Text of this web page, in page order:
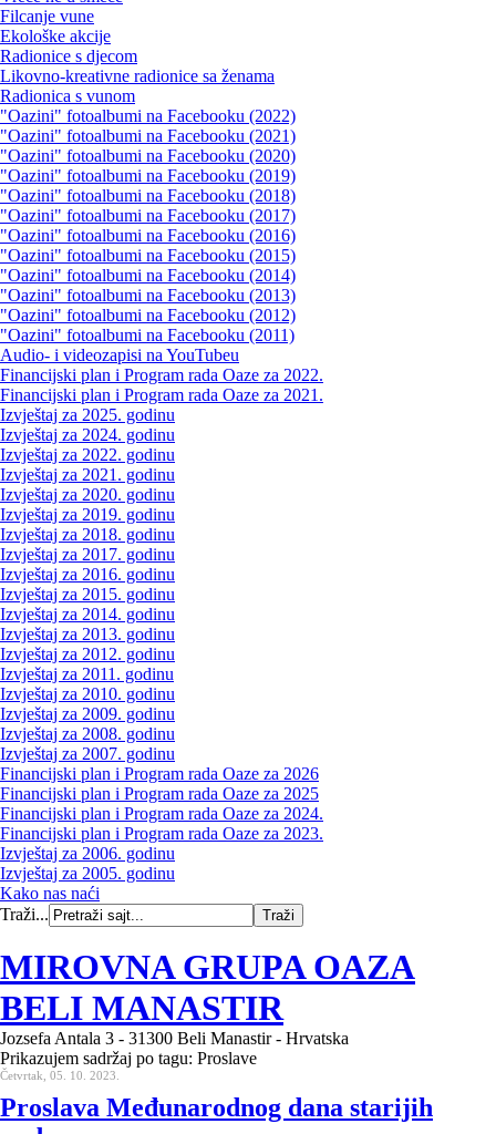
Filcanje vune
Ekološke akcije
Radionice s djecom
Likovno-kreativne radionice sa ženama
Radionica s vunom
"Oazini" fotoalbumi na Facebooku (2022)
"Oazini" fotoalbumi na Facebooku (2021)
"Oazini" fotoalbumi na Facebooku (2020)
"Oazini" fotoalbumi na Facebooku (2019)
"Oazini" fotoalbumi na Facebooku (2018)
"Oazini" fotoalbumi na Facebooku (2017)
"Oazini" fotoalbumi na Facebooku (2016)
"Oazini" fotoalbumi na Facebooku (2015)
"Oazini" fotoalbumi na Facebooku (2014)
"Oazini" fotoalbumi na Facebooku (2013)
"Oazini" fotoalbumi na Facebooku (2012)
"Oazini" fotoalbumi na Facebooku (2011)
Audio- i videozapisi na YouTubeu
Financijski plan i Program rada Oaze za 2022.
Financijski plan i Program rada Oaze za 2021.
Izvještaj za 2025. godinu
Izvještaj za 2024. godinu
Izvještaj za 2022. godinu
Izvještaj za 2021. godinu
Izvještaj za 2020. godinu
Izvještaj za 2019. godinu
Izvještaj za 2018. godinu
Izvještaj za 2017. godinu
Izvještaj za 2016. godinu
Izvještaj za 2015. godinu
Izvještaj za 2014. godinu
Izvještaj za 2013. godinu
Izvještaj za 2012. godinu
Izvještaj za 2011. godinu
Izvještaj za 2010. godinu
Izvještaj za 2009. godinu
Izvještaj za 2008. godinu
Izvještaj za 2007. godinu
Financijski plan i Program rada Oaze za 2026
Financijski plan i Program rada Oaze za 2025
Financijski plan i Program rada Oaze za 2024.
Financijski plan i Program rada Oaze za 2023.
Izvještaj za 2006. godinu
Izvještaj za 2005. godinu
Kako nas naći
Traži...
MIROVNA GRUPA OAZA
BELI MANASTIR
Jozsefa Antala 3 - 31300 Beli Manastir - Hrvatska
Prikazujem sadržaj po tagu: Proslave
Četvrtak, 05. 10. 2023.
Proslava Međunarodnog dana starijih